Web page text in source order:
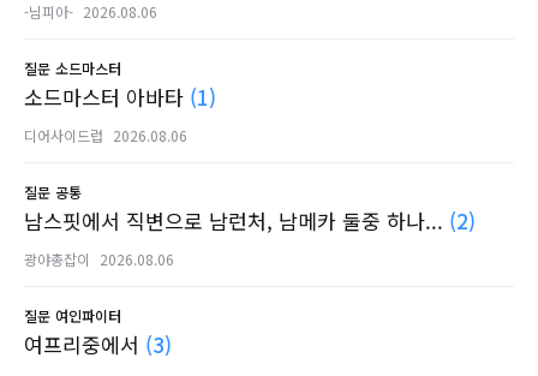
-님피아- 2026.08.06
질문 소드마스터
소드마스터 아바타 (1)
디어사이드럽 2026.08.06
질문 공통
남스핏에서 직변으로 남런처, 남메카 둘중 하나... (2)
광야총잡이 2026.08.06
질문 여인파이터
여프리중에서 (3)